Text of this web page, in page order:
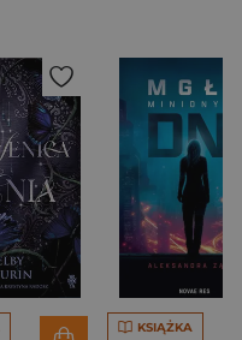
KSIĄŻKA